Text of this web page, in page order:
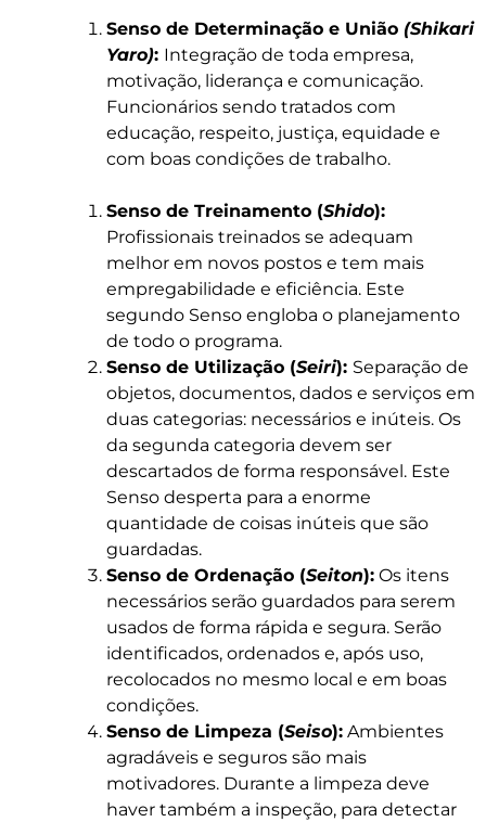
Senso de Determinação e União (Shikari
Yaro): Integração de toda empresa,
motivação, liderança e comunicação.
Funcionários sendo tratados com
educação, respeito, justiça, equidade e
com boas condições de trabalho.
Senso de Treinamento (Shido):
Profissionais treinados se adequam
melhor em novos postos e tem mais
empregabilidade e eficiência. Este
segundo Senso engloba o planejamento
de todo o programa.
Senso de Utilização (Seiri): Separação de
objetos, documentos, dados e serviços em
duas categorias: necessários e inúteis. Os
da segunda categoria devem ser
descartados de forma responsável. Este
Senso desperta para a enorme
quantidade de coisas inúteis que são
guardadas.
Senso de Ordenação (Seiton): Os itens
necessários serão guardados para serem
usados de forma rápida e segura. Serão
identificados, ordenados e, após uso,
recolocados no mesmo local e em boas
condições.
Senso de Limpeza (Seiso): Ambientes
agradáveis e seguros são mais
motivadores. Durante a limpeza deve
haver também a inspeção, para detectar